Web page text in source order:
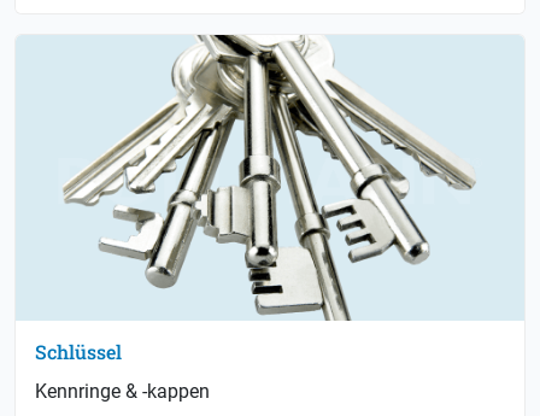
Schlüssel
Kennringe & -kappen